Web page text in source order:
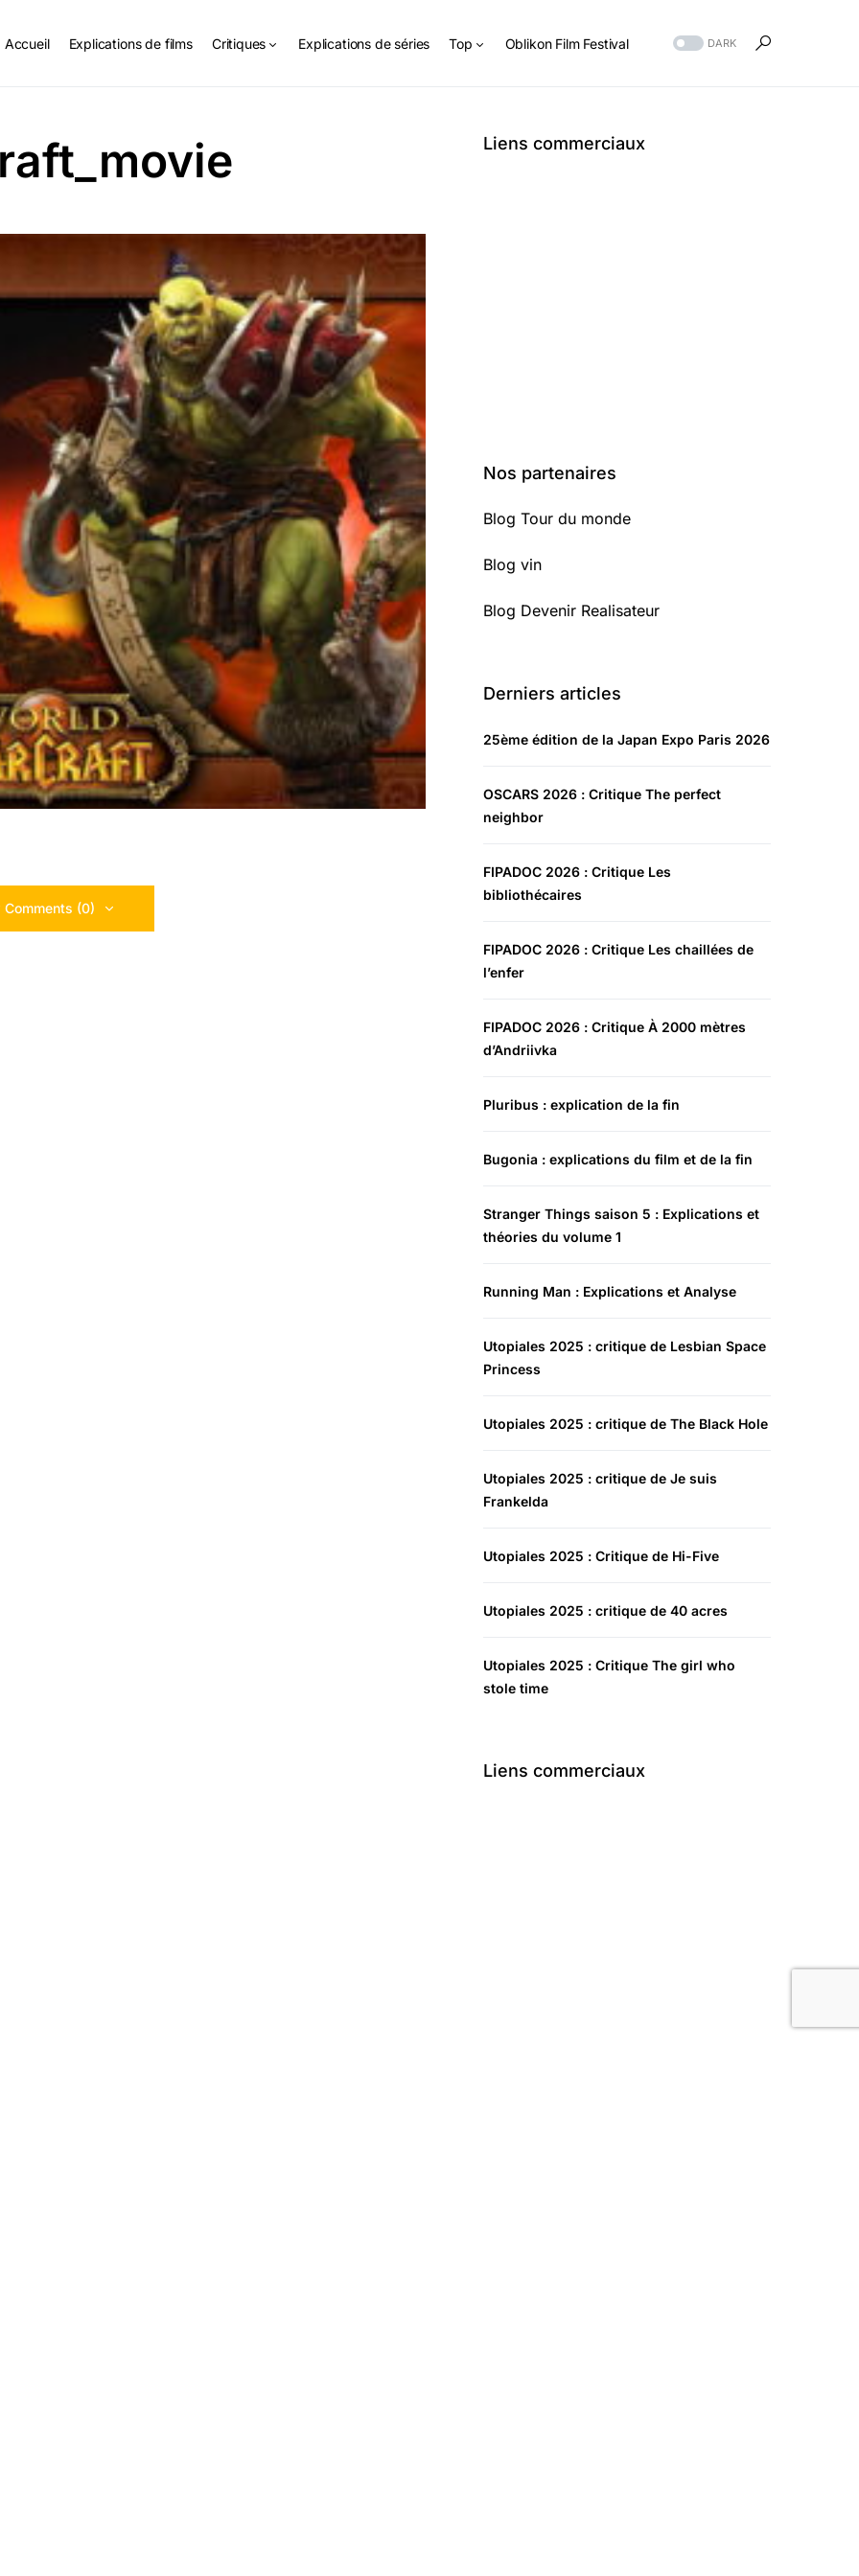
Accueil Explications de films Critiques Explications de séries Top Oblikon Film Festival DARK
Comments (0)
Liens commerciaux
Nos partenaires
Blog Tour du monde
Blog vin
Blog Devenir Realisateur
Derniers articles
25ème édition de la Japan Expo Paris 2026
OSCARS 2026 : Critique The perfect
neighbor
FIPADOC 2026 : Critique Les
bibliothécaires
FIPADOC 2026 : Critique Les chaillées de
l’enfer
FIPADOC 2026 : Critique À 2000 mètres
d’Andriivka
Pluribus : explication de la fin
Bugonia : explications du film et de la fin
Stranger Things saison 5 : Explications et
théories du volume 1
Running Man : Explications et Analyse
Utopiales 2025 : critique de Lesbian Space
Princess
Utopiales 2025 : critique de The Black Hole
Utopiales 2025 : critique de Je suis
Frankelda
Utopiales 2025 : Critique de Hi-Five
Utopiales 2025 : critique de 40 acres
Utopiales 2025 : Critique The girl who
stole time
Liens commerciaux